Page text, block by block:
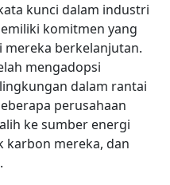
kunci dalam industri
komitmen yang
berkelanjutan.
mengadopsi
dalam rantai
perusahaan
ke sumber energi
karbon mereka, dan